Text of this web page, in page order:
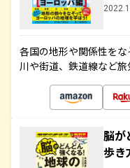
各国の地形や関係性をな
川や街道、鉄道線など
脳が
歩き